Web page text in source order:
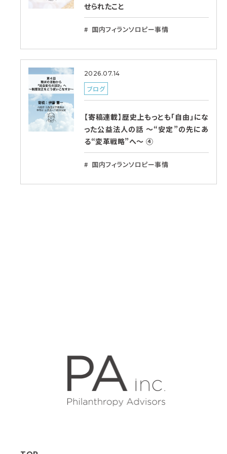
せられたこと
国内フィランソロピー事情
2026.07.14
ブログ
【寄稿連載】歴史上もっとも「自由」にな
った公益法人の話 〜“安定”の先にあ
る“変革戦略”へ〜 ④
国内フィランソロピー事情